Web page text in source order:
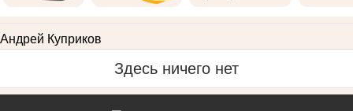
Андрей Куприков
Здесь ничего нет